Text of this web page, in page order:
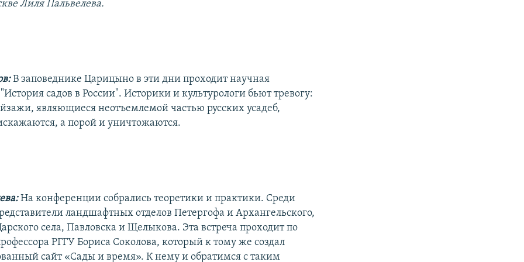
Лиля Пальвелева.
В заповеднике Царицыно в эти дни проходит научная
садов в России". Историки и культурологи бьют тревогу:
являющиеся неотъемлемой частью русских усадеб,
а порой и уничтожаются.
На конференции собрались теоретики и практики. Среди
ландшафтных отделов Петергофа и Архангельского,
села, Павловска и Щелыкова. Эта встреча проходит по
РГГУ Бориса Соколова, который к тому же создал
сайт «Сады и время». К нему и обратимся с таким